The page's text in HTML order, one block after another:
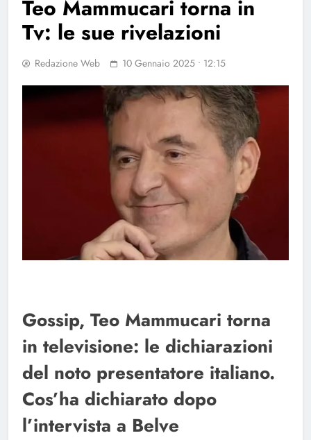
Teo Mammucari torna in
Tv: le sue rivelazioni
Redazione Web 10 Gennaio 2025 • 12:15
Gossip, Teo Mammucari torna
in televisione: le dichiarazioni
del noto presentatore italiano.
Cos’ha dichiarato dopo
l’intervista a Belve